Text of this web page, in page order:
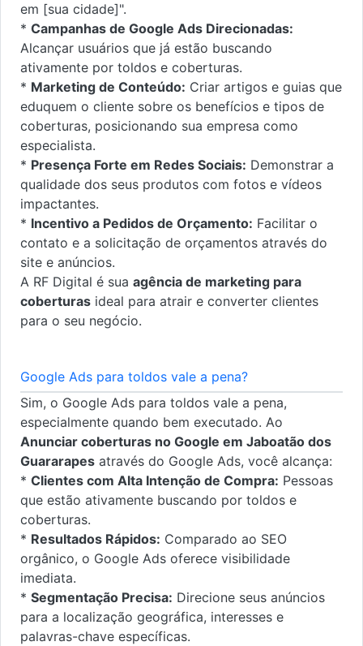
em [sua cidade]".
* Campanhas de Google Ads Direcionadas:
Alcançar usuários que já estão buscando
ativamente por toldos e coberturas.
* Marketing de Conteúdo: Criar artigos e guias que
eduquem o cliente sobre os benefícios e tipos de
coberturas, posicionando sua empresa como
especialista.
* Presença Forte em Redes Sociais: Demonstrar a
qualidade dos seus produtos com fotos e vídeos
impactantes.
* Incentivo a Pedidos de Orçamento: Facilitar o
contato e a solicitação de orçamentos através do
site e anúncios.
A RF Digital é sua agência de marketing para
coberturas ideal para atrair e converter clientes
para o seu negócio.
Google Ads para toldos vale a pena?
Sim, o Google Ads para toldos vale a pena,
especialmente quando bem executado. Ao
Anunciar coberturas no Google em Jaboatão dos
Guararapes através do Google Ads, você alcança:
* Clientes com Alta Intenção de Compra: Pessoas
que estão ativamente buscando por toldos e
coberturas.
* Resultados Rápidos: Comparado ao SEO
orgânico, o Google Ads oferece visibilidade
imediata.
* Segmentação Precisa: Direcione seus anúncios
para a localização geográfica, interesses e
palavras-chave específicas.